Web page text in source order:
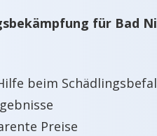
für Bad
beim
Preise